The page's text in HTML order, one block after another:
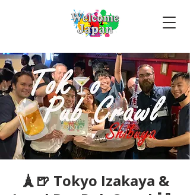
🗼🍺 Tokyo Izakaya &